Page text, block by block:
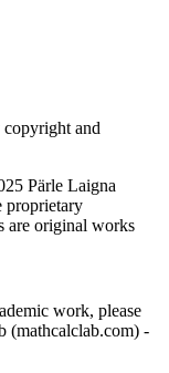
and
Pärle Laigna
proprietary
are original works
work, please
(mathcalclab.com) -